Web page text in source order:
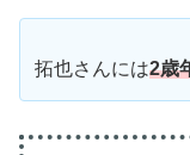
拓也さんには2歳